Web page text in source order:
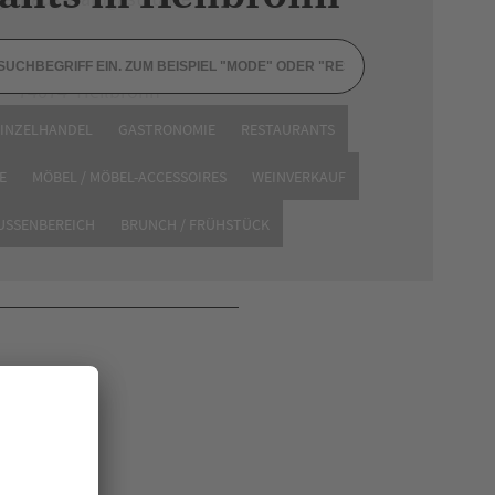
GASTRONOMIE RESTAURANTS
MÖBEL / MÖBEL-ACCESSOIRES WEINVERKAUF
BRUNCH / FRÜHSTÜCK
Jägerhaus 1
74074 Heilbronn
Website